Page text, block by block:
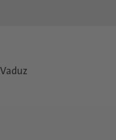
Vaduz